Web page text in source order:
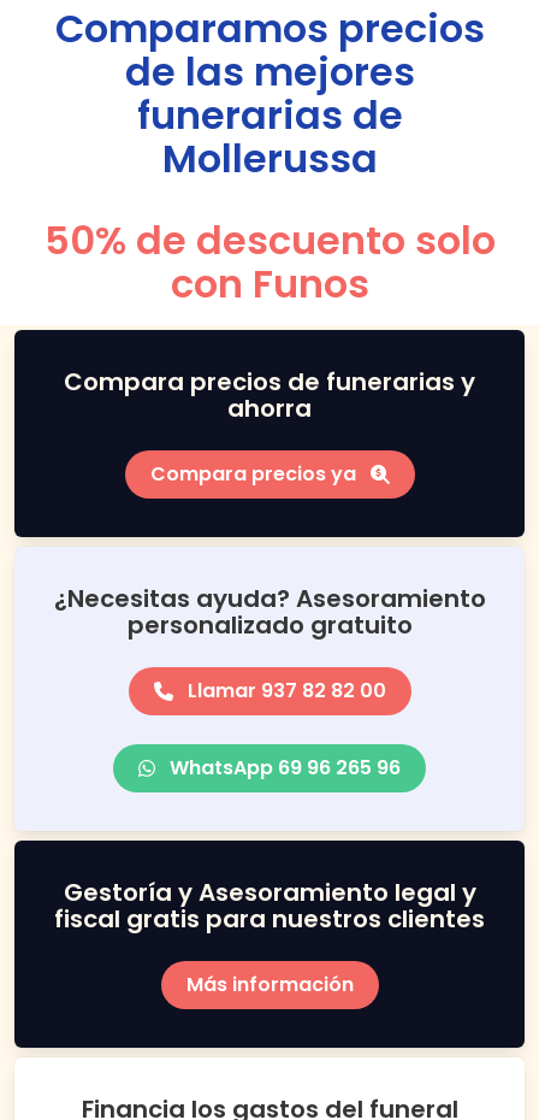
Comparamos precios
de las mejores
funerarias de
Mollerussa
50% de descuento solo
con Funos
Compara precios de funerarias y
ahorra
Compara precios ya
¿Necesitas ayuda? Asesoramiento
personalizado gratuito
Llamar 937 82 82 00
WhatsApp 69 96 265 96
Gestoría y Asesoramiento legal y
fiscal gratis para nuestros clientes
Más información
Financia los gastos del funeral